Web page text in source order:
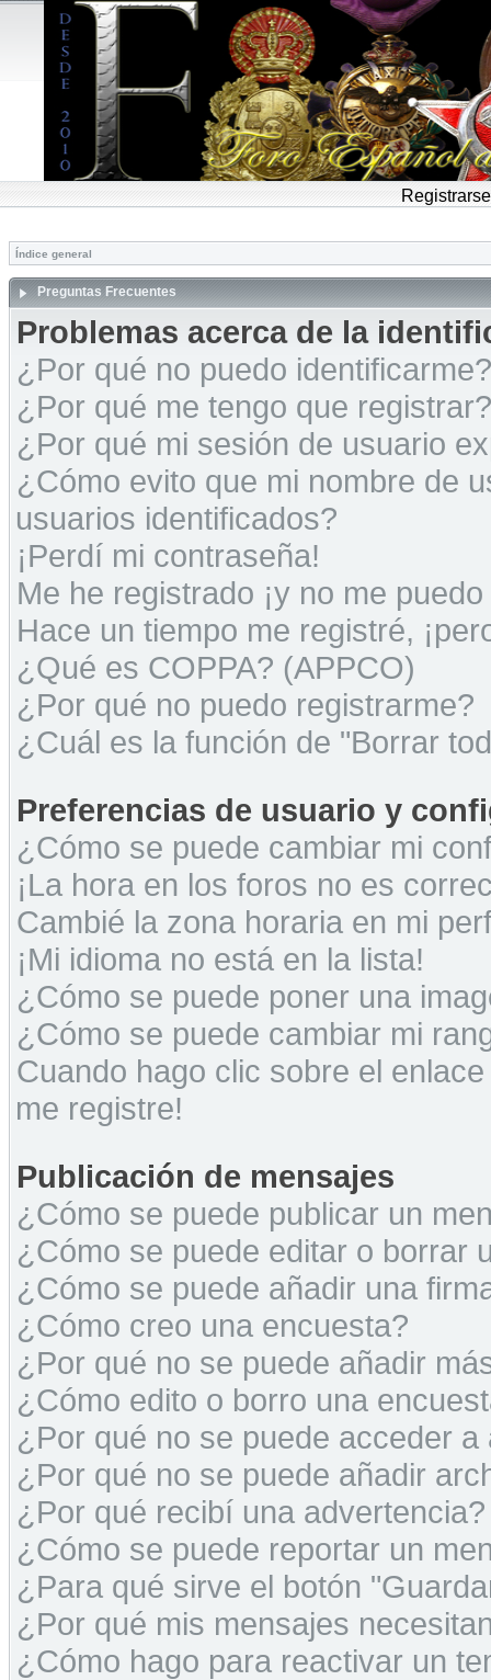
Registrarse
Índice general
Preguntas Frecuentes
Problemas acerca de la
¿Por qué no puedo identificarme?
¿Por qué me tengo que registrar?
¿Por qué mi sesión de usuario
¿Cómo evito que mi nombre de
usuarios identificados?
¡Perdí mi contraseña!
Me he registrado ¡y no me
Hace un tiempo me registré,
¿Qué es COPPA? (APPCO)
¿Por qué no puedo registrarme?
¿Cuál es la función de "Borrar
Preferencias de usuario y
¿Cómo se puede cambiar mi
¡La hora en los foros no es
Cambié la zona horaria en mi
¡Mi idioma no está en la lista!
¿Cómo se puede poner una
¿Cómo se puede cambiar mi
Cuando hago clic sobre el
me registre!
Publicación de mensajes
¿Cómo se puede publicar un
¿Cómo se puede editar o borrar
¿Cómo se puede añadir una
¿Cómo creo una encuesta?
¿Por qué no se puede añadir
¿Cómo edito o borro una
¿Por qué no se puede acceder a
¿Por qué no se puede añadir
¿Por qué recibí una advertencia?
¿Cómo se puede reportar un
¿Para qué sirve el botón
¿Por qué mis mensajes
¿Cómo hago para reactivar un